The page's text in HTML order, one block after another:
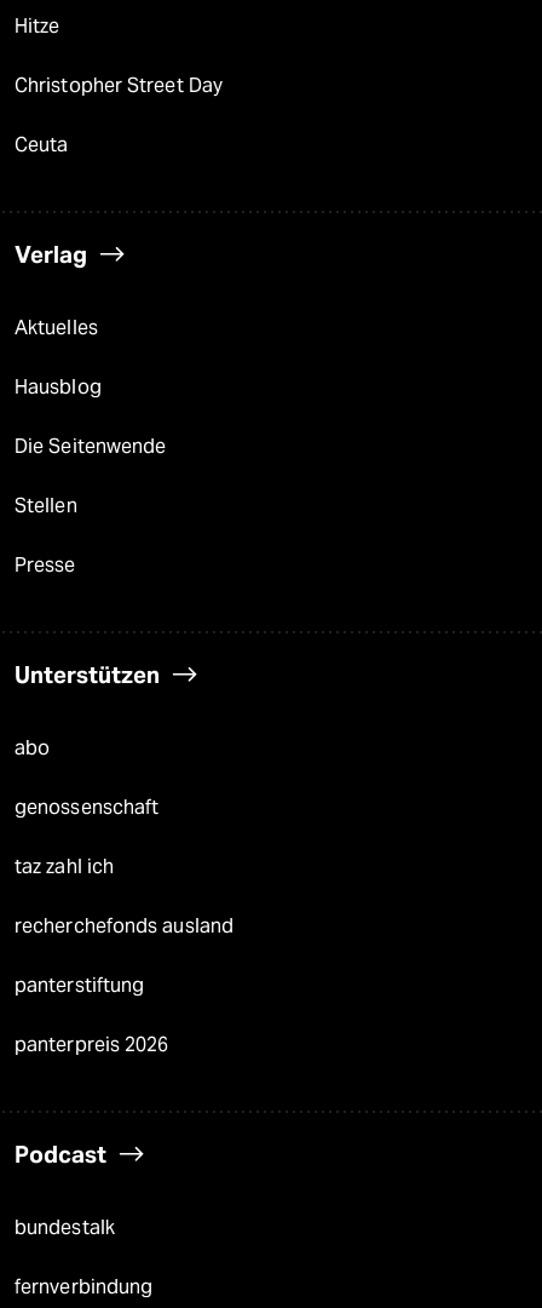
Hitze
Christopher Street Day
Ceuta
Verlag
Aktuelles
Hausblog
Die Seitenwende
Stellen
Presse
Unterstützen
abo
genossenschaft
taz zahl ich
recherchefonds ausland
panterstiftung
panterpreis 2026
Podcast
bundestalk
fernverbindung